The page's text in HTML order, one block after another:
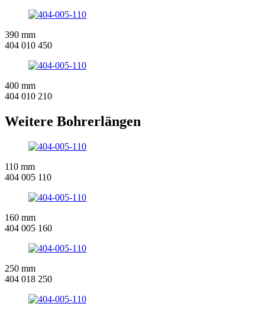
390 mm
404 010 450
400 mm
404 010 210
Weitere Bohrerlängen
110 mm
404 005 110
160 mm
404 005 160
250 mm
404 018 250